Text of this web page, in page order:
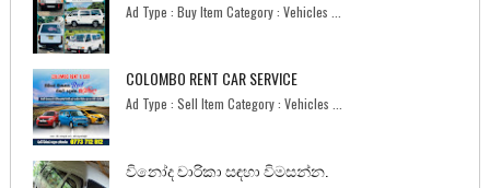
Ad Type : Buy Item Category : Vehicles ...
COLOMBO RENT CAR SERVICE
Ad Type : Sell Item Category : Vehicles ...
විනෝද චාරිකා සඳහා විමසන්න.